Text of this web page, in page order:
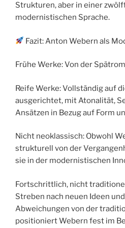
Strukturen, aber in einer
modernistischen Sprache.
Fazit: Anton Webern als
Frühe Werke: Von der
Reife Werke: Vollständig auf
ausgerichtet, mit Atonalität,
Ansätzen in Bezug auf Form
Nicht neoklassisch: Obwohl
strukturell von der
sie in der modernistischen
Fortschrittlich, nicht
Streben nach neuen Ideen
Abweichungen von der
positioniert Webern fest im